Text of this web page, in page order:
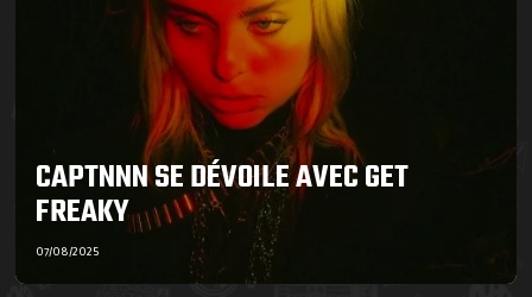
CAPTNNN SE DÉVOILE AVEC GET
FREAKY
07/08/2025